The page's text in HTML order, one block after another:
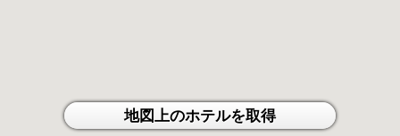
地図上のホテルを取得